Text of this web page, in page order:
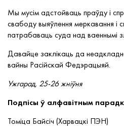
Мы мусім адстойваць праўду і
свабоду выяўлення меркавання і
патрабаваць суда над ваеннымі
Давайце заклікаць да
вайны Расійскай Федэрацыяй.
Ужгарад, 25-26 жніўня
Подпісы ў алфавітным
Томіца Байсіч (Харвацкі ПЭН)